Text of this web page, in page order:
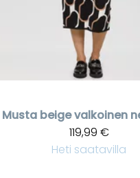
119,99 €
Heti saatavilla